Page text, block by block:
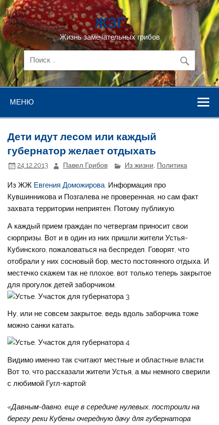
Перейти
к
содержимому
ЖЗГ
Жизнь замечательных грибов
МЕНЮ
Дети идут лесом или каждый
губернатор желает отдыхать
24.12.2013 Павел Грибов Из жизни, Политика
Из ЖЖ Евгения Доможирова. Информация про
Кувшинникова и Позгалева не проверенная, но сам факт
захвата территории неприятен. Потому публикую.
А каждый прием граждан по четвергам приносит свои
сюрпризы. Вот и в один из них пришли жители Устья-
Кубинского, пожаловаться на беспредел. Говорят, что
отобрали у них сосновый бор, место постоянного отдыха. И
местечко скажем так не плохое, вот только теперь закрытое
для прогулок детей заборчиком.
Ну, или не совсем закрытое, ведь вдоль заборчика тоже
можно санки катать.
Видимо именно так считают местные и областные власти.
Вот то, что рассказали жители Устья, а мы немного сверили
с любимой Гугл-картой:
«Давным-давно, еще в середине нулевых, построили на
берегу реки Кубены очередную дачу для губернатора